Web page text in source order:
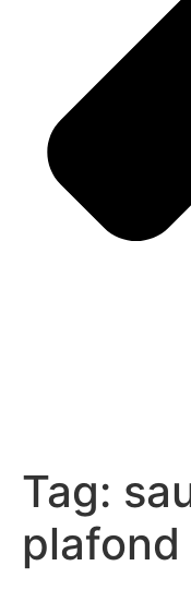
Tag: